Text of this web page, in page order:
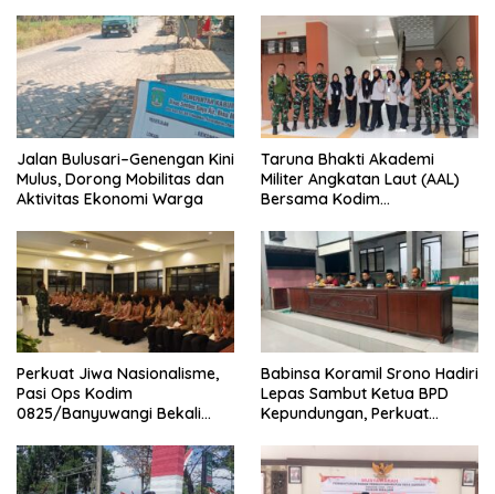
Nasional
Kesehatan Santri
Jalan Bulusari–Genengan Kini
Mulus, Dorong Mobilitas dan
Aktivitas Ekonomi Warga
Taruna Bhakti Akademi
Militer Angkatan Laut (AAL)
Bersama Kodim
Generasi Disiplin dan Berjiwa
Nasionalis
Perkuat Jiwa Nasionalisme,
Pasi Ops Kodim
0825/Banyuwangi Bekali
dengan Wawasan
Kebangsaan
Babinsa Koramil Srono Hadiri
Lepas Sambut Ketua BPD
Kepundungan, Perkuat